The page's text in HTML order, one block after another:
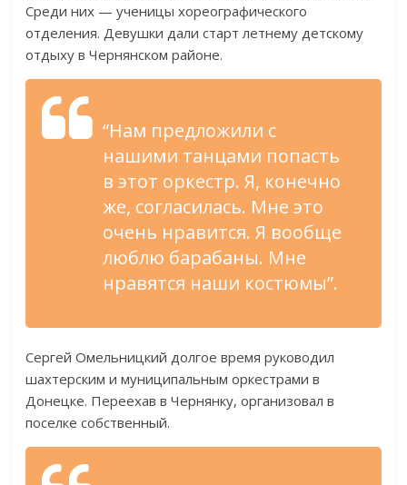
Среди них — ученицы хореографического
отделения. Девушки дали старт летнему детскому
отдыху в Чернянском районе.
“Нам предложили с
нашими танцами попасть
в этот оркестр. Я, конечно
же, согласилась. Мне это
очень нравится. Я вообще
люблю барабаны. Мне
нравятся наши костюмы”.
Сергей Омельницкий долгое время руководил
шахтерским и муниципальным оркестрами в
Донецке. Переехав в Чернянку, организовал в
поселке собственный.